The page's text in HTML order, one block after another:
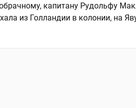
капитану Рудольфу
из Голландии в колонии, на